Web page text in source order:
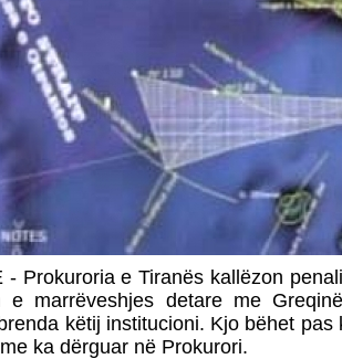
- Prokuroria e Tiranës kallëzon
e marrëveshjes detare me
këtij institucioni. Kjo bëhet
ka dërguar në Prokurori.